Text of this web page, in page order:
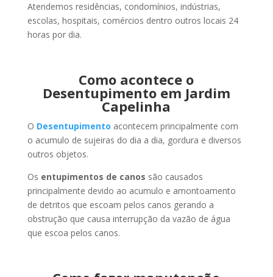
Atendemos residências, condomínios, indústrias,
escolas, hospitais, comércios dentro outros locais 24
horas por dia.
Como acontece o
Desentupimento em Jardim
Capelinha
O Desentupimento acontecem principalmente com
o acumulo de sujeiras do dia a dia, gordura e diversos
outros objetos.
Os entupimentos de canos são causados
principalmente devido ao acumulo e amontoamento
de detritos que escoam pelos canos gerando a
obstrução que causa interrupção da vazão de água
que escoa pelos canos.